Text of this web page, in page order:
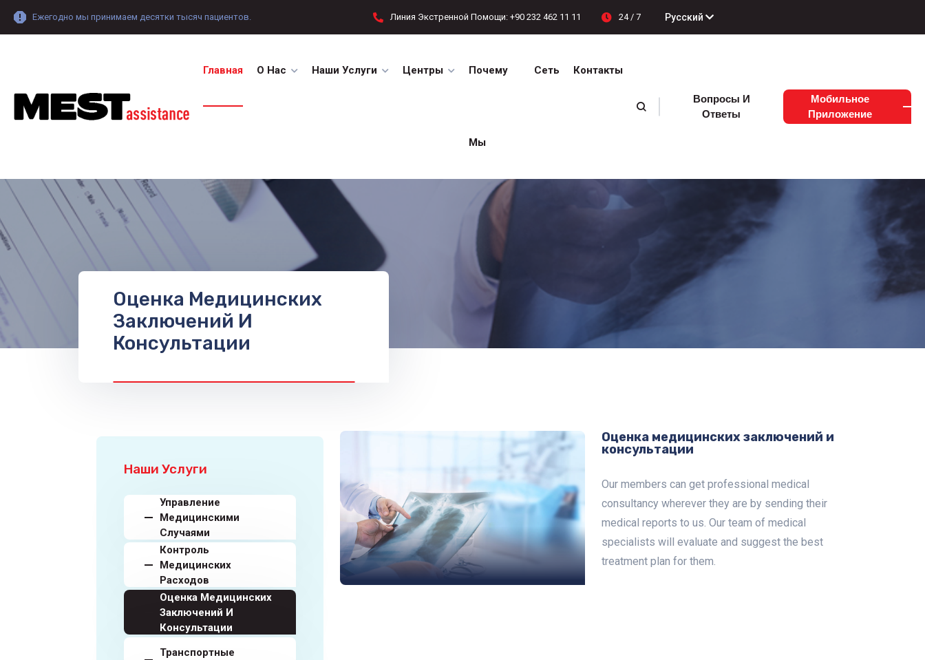
Ежегодно мы принимаем десятки тысяч пациентов. Линия Экстренной Помощи: +90 232 462 11 11 24 / 7 Русский
Главная О Нас Наши Услуги Центры Почему
Мы
Сеть Контакты
Вопросы И
Ответы
Мобильное
Приложение
Оценка Медицинских
Заключений И
Консультации
Наши Услуги
Управление
Медицинскими
Случаями
Контроль
Медицинских
Расходов
Оценка Медицинских
Заключений И
Консультации
Транспортные
Оценка медицинских заключений и
консультации
Our members can get professional medical
consultancy wherever they are by sending their
medical reports to us. Our team of medical
specialists will evaluate and suggest the best
treatment plan for them.